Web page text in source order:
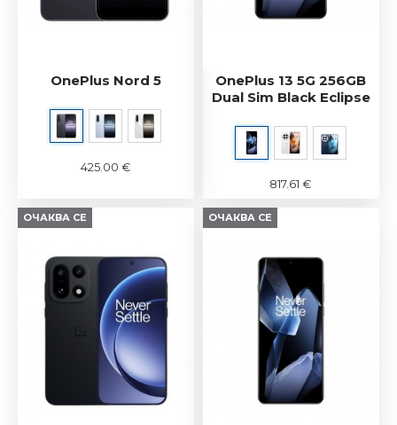
OnePlus Nord 5
425.00 €
OnePlus 13 5G 256GB
Dual Sim Black Eclipse
817.61 €
ОЧАКВА СЕ ОЧАКВА СЕ